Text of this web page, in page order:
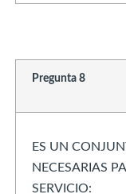
Pregunta 8
ES UN
NECESARIAS
SERVICIO: